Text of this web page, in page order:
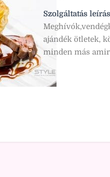
Szolgáltatás
ajándék ötletek,
minden más